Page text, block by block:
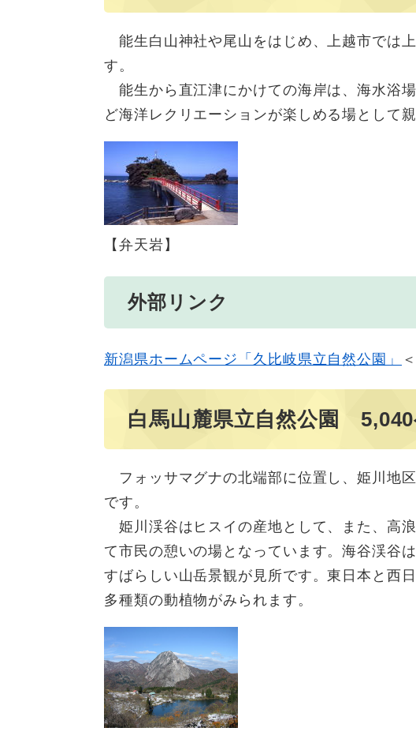
能生白山神社や尾山をはじめ、上越市では
す。
能生から直江津にかけての海岸は、海水浴
ど海洋レクリエーションが楽しめる場として
​【弁天岩】
外部リンク
新潟県ホームページ「久比岐県立自然公園」
白馬山麓県立自然公園
フォッサマグナの北端部に位置し、姫川地
です。
姫川渓谷はヒスイの産地として、また、高
て市民の憩いの場となっています。海谷渓谷
すばらしい山岳景観が見所です。東日本と西
多種類の動植物がみられます。